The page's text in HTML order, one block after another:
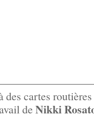
cartes
de Nikki